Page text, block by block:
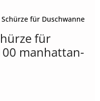
Schürze für Duschwanne
für
manhattan-